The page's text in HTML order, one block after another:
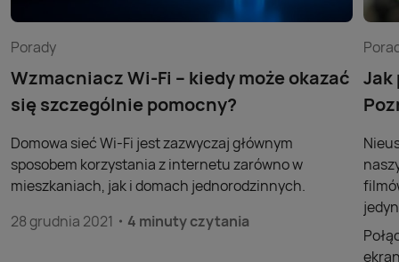
Porady
Wzmacniacz Wi-Fi – kiedy może okazać
się szczególnie pomocny?
Domowa sieć Wi-Fi jest zazwyczaj głównym
sposobem korzystania z internetu zarówno w
mieszkaniach, jak i domach jednorodzinnych.
28 grudnia 2021
4 minuty czytania
Jak